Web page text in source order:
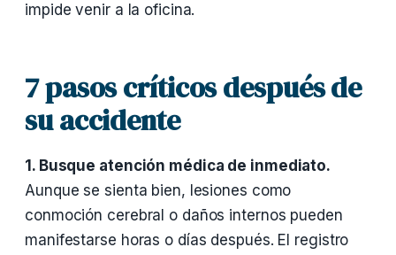
impide venir a la oficina.
7 pasos críticos después de
su accidente
1. Busque atención médica de inmediato.
Aunque se sienta bien, lesiones como
conmoción cerebral o daños internos pueden
manifestarse horas o días después. El registro